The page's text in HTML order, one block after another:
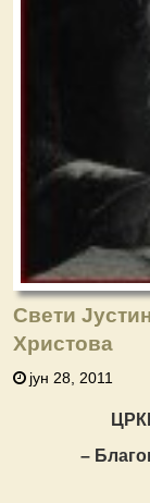
Свети
Христова
јун 28, 2011
–